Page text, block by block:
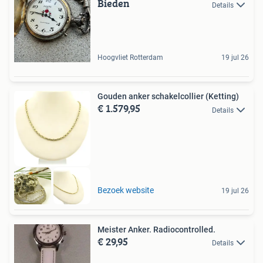
Bieden Details
Hoogvliet Rotterdam 19 jul 26
Gouden anker schakelcollier (Ketting)
€ 1.579,95 Details
Bezoek website 19 jul 26
Meister Anker. Radiocontrolled.
€ 29,95 Details